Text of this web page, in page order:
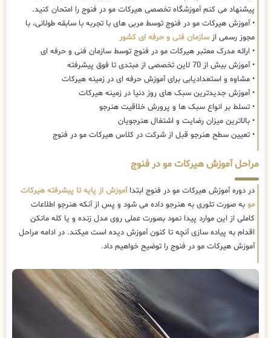
پیشنهاد می کنم آموزشگاه تخصصی هیرکات مو در فنوج را امتحان کنید.
• آموزش هیرکات مو در فنوج توسط مربی های با تجربه با سابقه طولانی، با
مجوز رسمی ازسازمان فنی و حرفه ای کشور
• ارائه مدرک معتبر هیرکات مو در فنوج توسط سازمان فنی و حرفه ای
• آموزش بیش از 70 لاین تخصصی از مبتدی تا فوق پیشرفته
• مشاوه و استعدادیابی برای آموزش حرفه ای در زمینه هیرکات
• آموزش جدیدترین سبک های روز دنیا در زمینه هیرکات
• تسلط بر انواع سبک ها و پرورش خلاقیت هنرجو
• بالاترین میزان رضایت و اشتغال هنرجویان
• تعیین سطح هنرجو قبل از شرکت در کلاس هیرکات مو در فنوج
مراحل آموزش هیرکات مو در فنوج
در دوره آموزش هیرکات مو در فنوج ابتداآموزش از پایه تا پیشرفته هیرکات
مو به صورت تئوری به هنرجو داده می شود و پس از آنکه هنرجو اطلاعات
کاملی از این موارد پیدا نمود بصورت عملی روی مدل زنده و یا کله مانکن
اقدام به پیاده سازی آنچه تا کنون آموزش دیده است میکند. در ادامه مراحل
آموزش هیرکات مو در فنوج را توضیح خواهیم داد.